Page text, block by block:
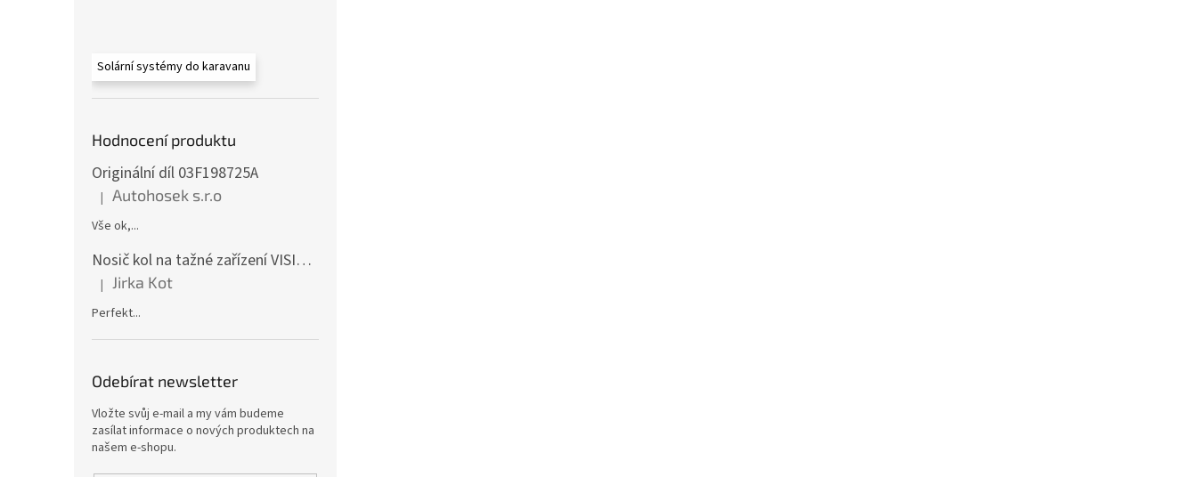
Solární systémy do karavanu
Hodnocení produktu
Originální díl 03F198725A
Hodnocení produktu je 5 z 5 hvězdiček.
| Autohosek s.r.o
Vše ok,...
Nosič kol na tažné zařízení VISION 4 - pro 4 kola CF19591-4EFA
Hodnocení produktu je 5 z 5 hvězdiček.
| Jirka Kot
Perfekt...
Odebírat newsletter
Vložte svůj e-mail a my vám budeme
zasílat informace o nových produktech na
našem e-shopu.